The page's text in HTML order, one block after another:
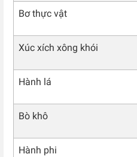
Bơ thực vật
Xúc xích xông khói
Hành lá
Bò khô
Hành phi